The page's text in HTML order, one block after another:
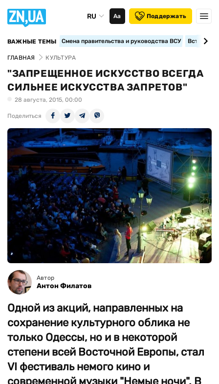
RU Аа Поддержать
ВАЖНЫЕ ТЕМЫ Смена правительства и руководства ВСУ
ГЛАВНАЯ КУЛЬТУРА
"ЗАПРЕЩЕННОЕ ИСКУССТВО ВСЕГДА
СИЛЬНЕЕ ИСКУССТВА ЗАПРЕТОВ"
28 августа, 2015, 00:00
Поделиться
Автор
Антон Филатов
Одной из акций, направленных на
сохранение культурного облика не
только Одессы, но и в некоторой
степени всей Восточной Европы, стал
VI фестиваль немого кино и
современной музыки "Немые ночи". В